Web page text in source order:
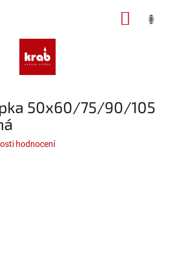
50x60/75/90/105
hodnocení